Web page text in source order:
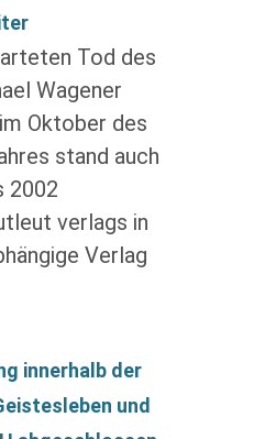
Tod des
Wagener
Oktober des
stand auch
2002
verlags in
Verlag
innerhalb der
und